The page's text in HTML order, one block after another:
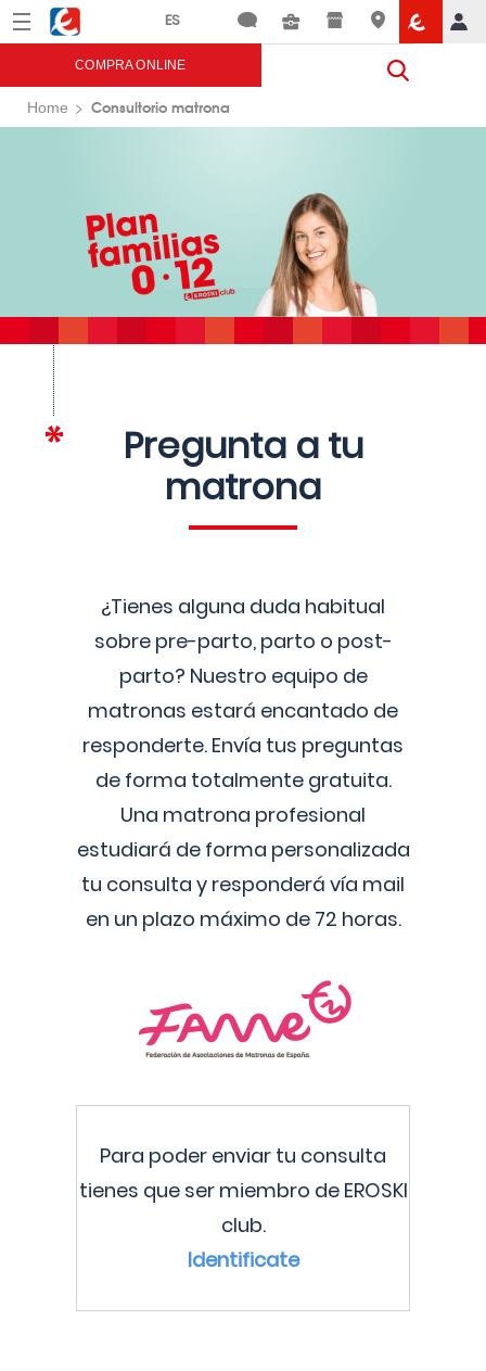
Menú Eroski
COMPRA ONLINE
Home Consultorio matrona
Pregunta a tu
matrona
¿Tienes alguna duda habitual
sobre pre-parto, parto o post-
parto? Nuestro equipo de
matronas estará encantado de
responderte. Envía tus preguntas
de forma totalmente gratuita.
Una matrona profesional
estudiará de forma personalizada
tu consulta y responderá vía mail
en un plazo máximo de 72 horas.
Para poder enviar tu consulta
tienes que ser miembro de EROSKI
club.
Identificate